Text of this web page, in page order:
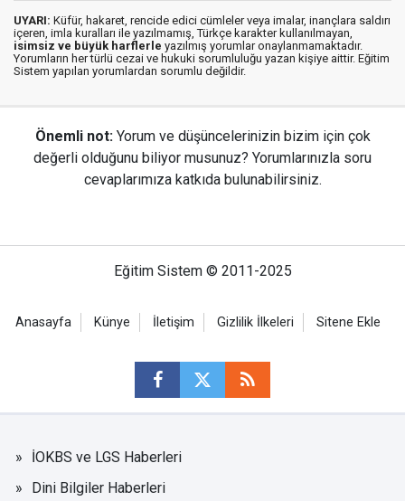
UYARI: Küfür, hakaret, rencide edici cümleler veya imalar, inançlara saldırı
içeren, imla kuralları ile yazılmamış, Türkçe karakter kullanılmayan,
isimsiz ve büyük harflerle yazılmış yorumlar onaylanmamaktadır.
Yorumların her türlü cezai ve hukuki sorumluluğu yazan kişiye aittir. Eğitim
Sistem yapılan yorumlardan sorumlu değildir.
Önemli not: Yorum ve düşüncelerinizin bizim için çok
değerli olduğunu biliyor musunuz? Yorumlarınızla soru
cevaplarımıza katkıda bulunabilirsiniz.
Eğitim Sistem © 2011-2025
Anasayfa Künye İletişim Gizlilik İlkeleri Sitene Ekle
İOKBS ve LGS Haberleri
Dini Bilgiler Haberleri